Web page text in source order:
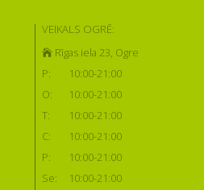
VEIKALS OGRĒ:
Rīgas iela 23, Ogre
P:
10:00-21:00
O:
10:00-21:00
T:
10:00-21:00
C:
10:00-21:00
P:
10:00-21:00
Se:
10:00-21:00